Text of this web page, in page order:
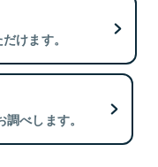
けます。
べします。